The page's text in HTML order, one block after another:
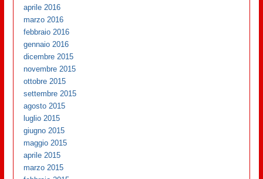
aprile 2016
marzo 2016
febbraio 2016
gennaio 2016
dicembre 2015
novembre 2015
ottobre 2015
settembre 2015
agosto 2015
luglio 2015
giugno 2015
maggio 2015
aprile 2015
marzo 2015